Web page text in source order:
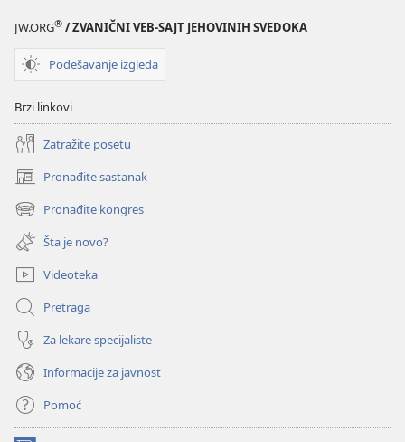
KULA
JW.ORG® / ZVANIČNI VEB-SAJT JEHOVINIH SVEDOKA
Podešavanje izgleda
Brzi linkovi
Zatražite posetu
Pronađite sastanak
(otvara
novi
prozor)
Pronađite kongres
(otvara
novi
prozor)
Šta je novo?
Videoteka
Pretraga
Za lekare specijaliste
Informacije za javnost
Pomoć